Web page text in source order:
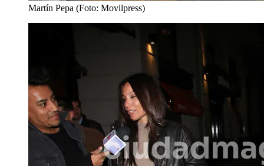
Martín Pepa (Foto: Movilpress)